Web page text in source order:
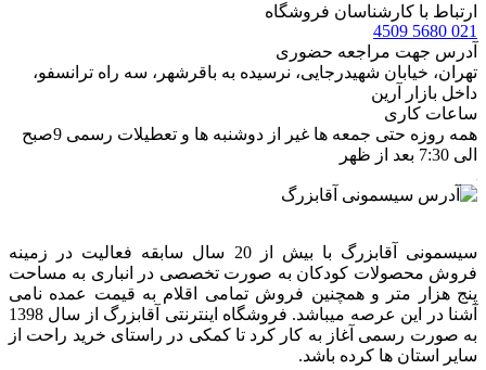
ارتباط با کارشناسان فروشگاه
021 5680 4509
آدرس جهت مراجعه حضوری
تهران، خيابان شهيدرجايى، نرسیده به باقرشهر، سه راه ترانسفو،
داخل بازار آرین
ساعات کاری
همه روزه حتی جمعه ها غیر از دوشنبه ها و تعطیلات رسمی 9صبح
الی 7:30 بعد از ظهر
سیسمونی آقابزرگ با بیش از 20 سال سابقه فعالیت در زمینه
فروش محصولات کودکان به صورت تخصصی در انباری به مساحت
پنج هزار متر و همچنین فروش تمامی اقلام به قیمت عمده نامی
آشنا در این عرصه میباشد. فروشگاه اینترنتی آقابزرگ از سال 1398
به صورت رسمی آغاز به کار کرد تا کمکی در راستای خرید راحت از
سایر استان ها کرده باشد.